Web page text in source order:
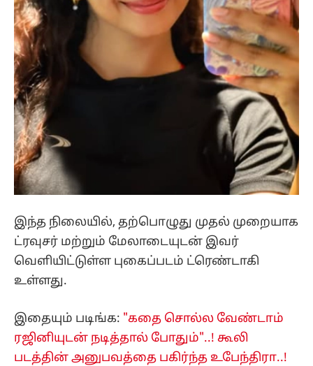
இந்த நிலையில், தற்பொழுது முதல் முறையாக
ட்ரவுசர் மற்றும் மேலாடையுடன் இவர்
வெளியிட்டுள்ள புகைப்படம் ட்ரெண்டாகி
உள்ளது.
இதையும் படிங்க: "கதை சொல்ல வேண்டாம்
ரஜினியுடன் நடித்தால் போதும்"..! கூலி
படத்தின் அனுபவத்தை பகிர்ந்த உபேந்திரா..!